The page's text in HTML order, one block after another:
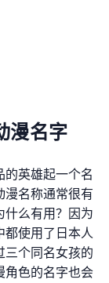
漫名字
英雄起一个名
漫名称通常很有
什么有用？因为
都使用了日本人
三个同名女孩的
角色的名字也会